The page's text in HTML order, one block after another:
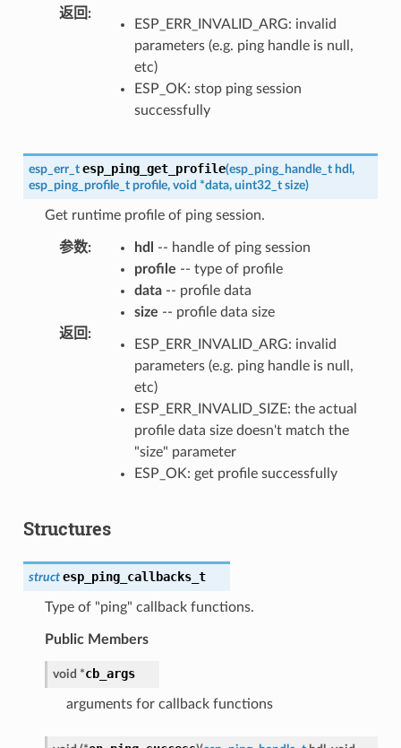
返回 :
ESP_ERR_INVALID_ARG: invalid
parameters (e.g. ping handle is null,
etc)
ESP_OK: stop ping session
successfully
esp_err_t esp_ping_get_profile(esp_ping_handle_t hdl ,
esp_ping_profile_t profile, void *data, uint32_t size)
Get runtime profile of ping session.
参数: hdl
-- handle of ping session
profile -- type of profile
data-- profile data
size -- profile data size
返回 :
ESP_ERR_INVALID_ARG: invalid
parameters (e.g. ping handle is null,
etc)
ESP_ERR_INVALID_SIZE: the actual
profile data size doesn't match the
"size" parameter
ESP_OK: get profile successfully
Structures
struct esp_ping_callbacks_t
Type of "ping" callback functions.
Public Members
void *cb_args
arguments for callback functions